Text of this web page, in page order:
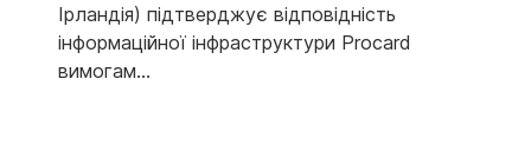
Ірландія) підтверджує відповідність
інформаційної інфраструктури Procard
вимогам...